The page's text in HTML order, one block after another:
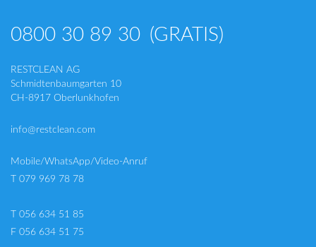
0800 30 89 30 (GRATIS)
RESTCLEAN AG
Schmidtenbaumgarten 10
CH-8917 Oberlunkhofen
info@restclean.com
Mobile/WhatsApp/Video-Anruf
T 079 969 78 78
T 056 634 51 85
F 056 634 51 75